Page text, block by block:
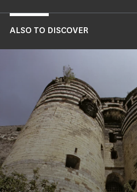
ALSO TO DISCOVER